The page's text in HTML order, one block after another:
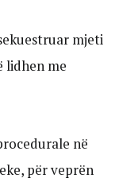
mjeti
lidhen me
në
për veprën